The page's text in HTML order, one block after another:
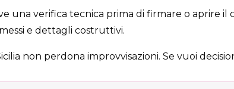
una verifica tecnica prima di firmare o aprire
e dettagli costruttivi.
non perdona improvvisazioni. Se vuoi